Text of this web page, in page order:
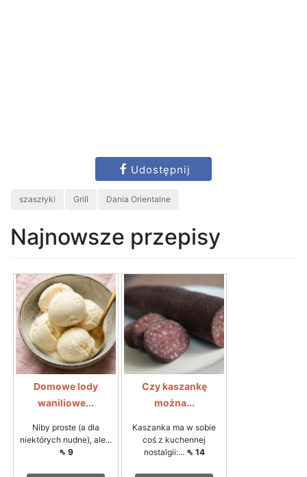
Udostępnij
szaszłyki Grill Dania Orientalne
Najnowsze przepisy
Domowe lody
waniliowe...
Niby proste (a dla
niektórych nudne), ale...
⇖ 9
Czy kaszankę
można...
Kaszanka ma w sobie
coś z kuchennej
nostalgii:... ⇖ 14